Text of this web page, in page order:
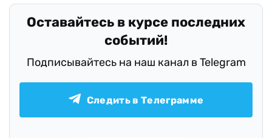
Оставайтесь в курсе последних
событий!
Подписывайтесь на наш канал в Telegram
Следить в Телеграмме